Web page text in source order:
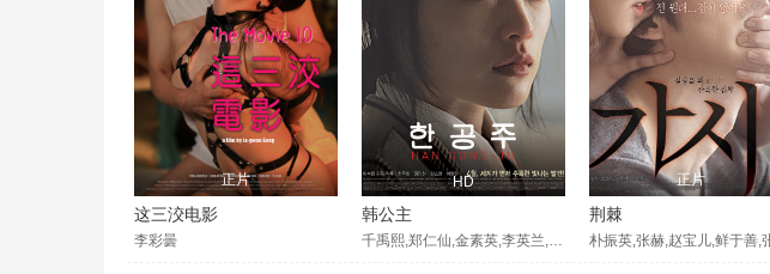
正片
这三洨电影
李彩曇
HD
韩公主
千禹熙,郑仁仙,金素英,李英兰,金崔龙俊,金炫俊,权范泽
正片
荆棘